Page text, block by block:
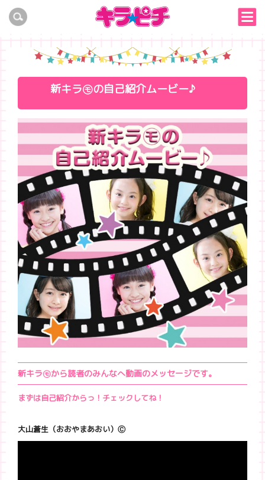
新キラ㋲の自己紹介ムービー♪
新キラ㋲から読者のみんなへ動画のメッセージです。
まずは自己紹介からっ！チェックしてね！
大山蒼生（おおやまあおい）Ⓒ